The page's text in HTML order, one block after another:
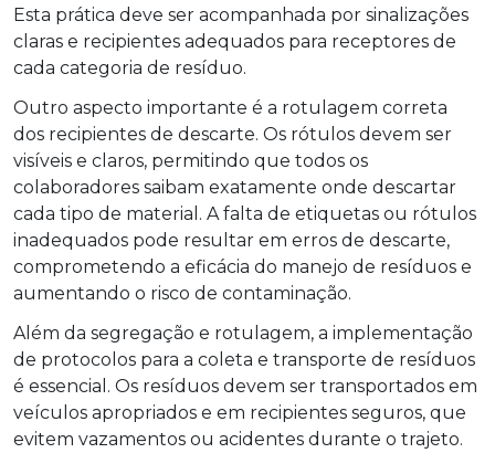
Esta prática deve ser acompanhada por sinalizações
claras e recipientes adequados para receptores de
cada categoria de resíduo.
Outro aspecto importante é a rotulagem correta
dos recipientes de descarte. Os rótulos devem ser
visíveis e claros, permitindo que todos os
colaboradores saibam exatamente onde descartar
cada tipo de material. A falta de etiquetas ou rótulos
inadequados pode resultar em erros de descarte,
comprometendo a eficácia do manejo de resíduos e
aumentando o risco de contaminação.
Além da segregação e rotulagem, a implementação
de protocolos para a coleta e transporte de resíduos
é essencial. Os resíduos devem ser transportados em
veículos apropriados e em recipientes seguros, que
evitem vazamentos ou acidentes durante o trajeto.